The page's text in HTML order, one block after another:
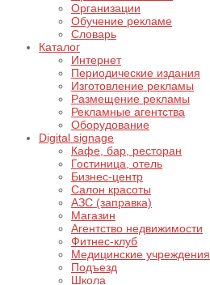
Организации
Обучение рекламе
Словарь
Каталог
Интернет
Периодические издания
Изготовление рекламы
Размещение рекламы
Рекламные агентства
Оборудование
Digital signage
Кафе, бар, ресторан
Гостиница, отель
Бизнес-центр
Салон красоты
АЗС (заправка)
Магазин
Агентство недвижимости
Фитнес-клуб
Медицинские учреждения
Подъезд
Школа